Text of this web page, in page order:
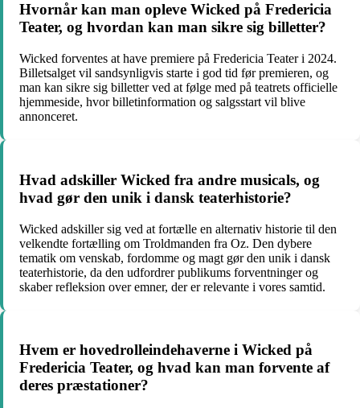
Hvornår kan man opleve Wicked på Fredericia
Teater, og hvordan kan man sikre sig billetter?
Wicked forventes at have premiere på Fredericia Teater i 2024.
Billetsalget vil sandsynligvis starte i god tid før premieren, og
man kan sikre sig billetter ved at følge med på teatrets officielle
hjemmeside, hvor billetinformation og salgsstart vil blive
annonceret.
Hvad adskiller Wicked fra andre musicals, og
hvad gør den unik i dansk teaterhistorie?
Wicked adskiller sig ved at fortælle en alternativ historie til den
velkendte fortælling om Troldmanden fra Oz. Den dybere
tematik om venskab, fordomme og magt gør den unik i dansk
teaterhistorie, da den udfordrer publikums forventninger og
skaber refleksion over emner, der er relevante i vores samtid.
Hvem er hovedrolleindehaverne i Wicked på
Fredericia Teater, og hvad kan man forvente af
deres præstationer?